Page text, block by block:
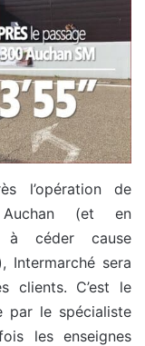
l’opération de
Auchan (et en
à céder cause
Intermarché sera
clients. C’est le
par le spécialiste
les enseignes